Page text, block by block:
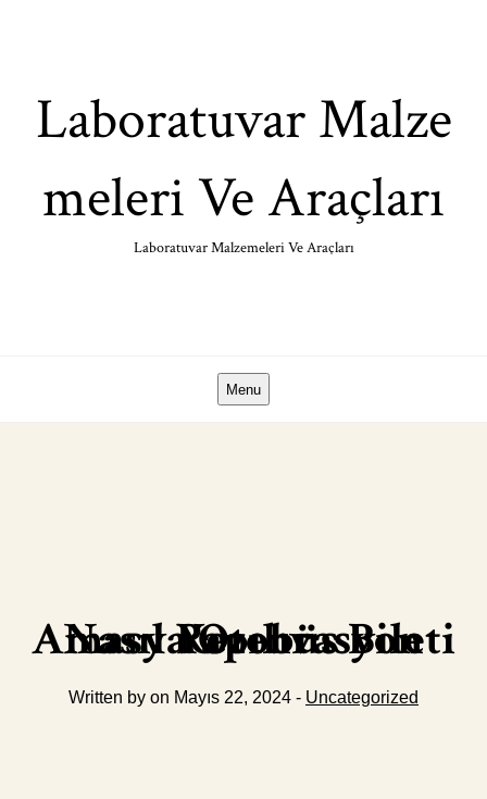
Laboratuvar Malze
meleri Ve Araçları
Laboratuvar Malzemeleri Ve Araçları
Menu
Amasya Otobüs Bileti Nasıl Rezervasyon Yapılır
Written by on Mayıs 22, 2024 - Uncategorized